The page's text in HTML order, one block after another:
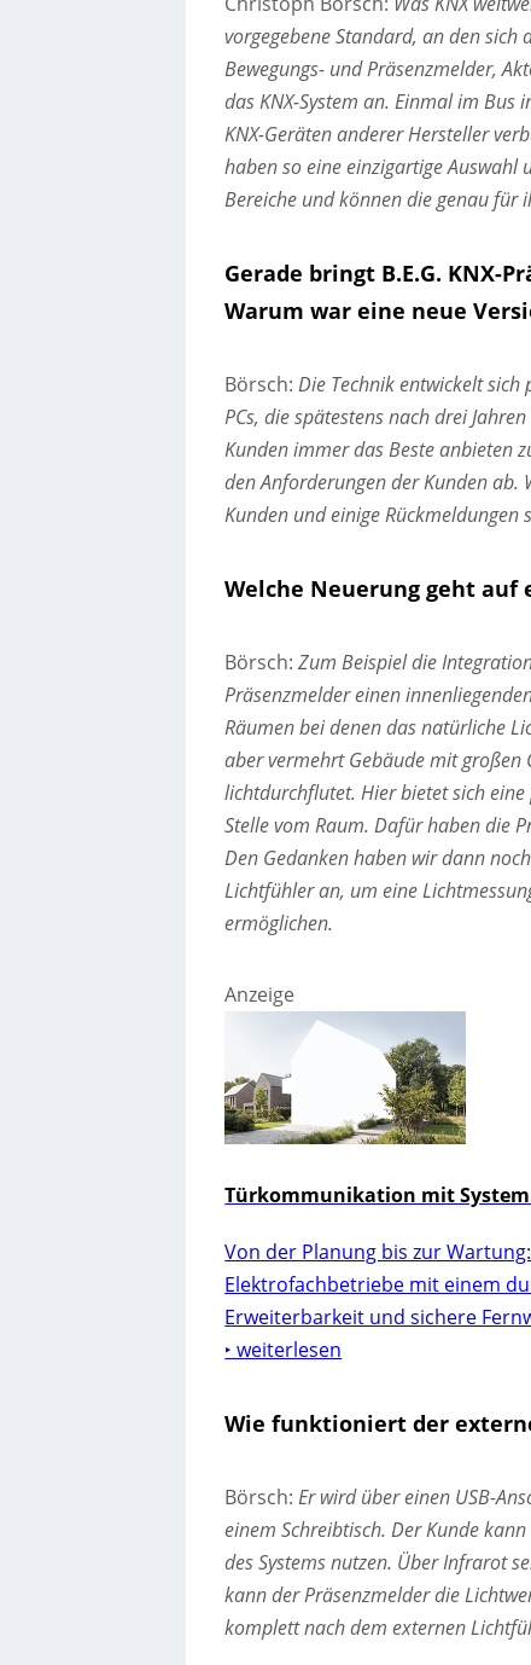
vorgegebene Standard, an den sich
Bewegungs- und Präsenzmelder,
das KNX-System an. Einmal im
KNX-Geräten anderer Hersteller
haben so eine einzigartige
Bereiche und können die genau für
Gerade bringt B.E.G. KNX-
Warum war eine neue
Börsch:Die Technik entwickelt
PCs, die spätestens nach drei
Kunden immer das Beste anbieten
den Anforderungen der Kunden
Kunden und einige
Welche Neuerung geht auf
Börsch:Zum Beispiel die
Präsenzmelder einen
Räumen bei denen das natürliche
aber vermehrt Gebäude mit großen
lichtdurchflutet. Hier bietet sich
Stelle vom Raum. Dafür haben die
Den Gedanken haben wir dann
Lichtfühler an, um eine
ermöglichen.
Anzeige
Türkommunikation mit
Von der Planung bis zur
Elektrofachbetriebe mit einem
Erweiterbarkeit und sichere
‣ weiterlesen
Wie funktioniert der
Börsch:Er wird über einen USB-
einem Schreibtisch. Der Kunde
des Systems nutzen. Über Infrarot
kann der Präsenzmelder die
komplett nach dem externen